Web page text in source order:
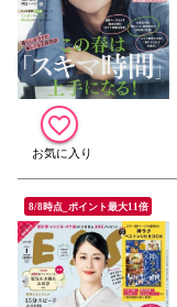
8/8時点_ポイント最大11倍